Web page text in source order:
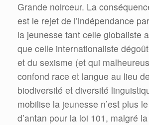
Grande noirceur. La
est le rejet de l’indépendance
la jeunesse tant celle globaliste
que celle internationaliste
et du sexisme (et qui
confond race et langue au lieu
biodiversité et diversité
mobilise la jeunesse n’est plus
d’antan pour la loi 101, malgré